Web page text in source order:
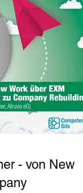
- von New